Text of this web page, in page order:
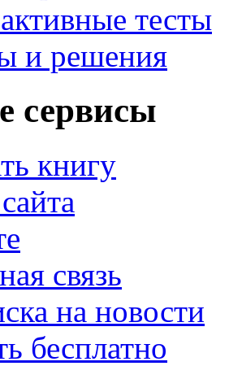
тесты
и решения
сервисы
книгу
связь
на новости
бесплатно